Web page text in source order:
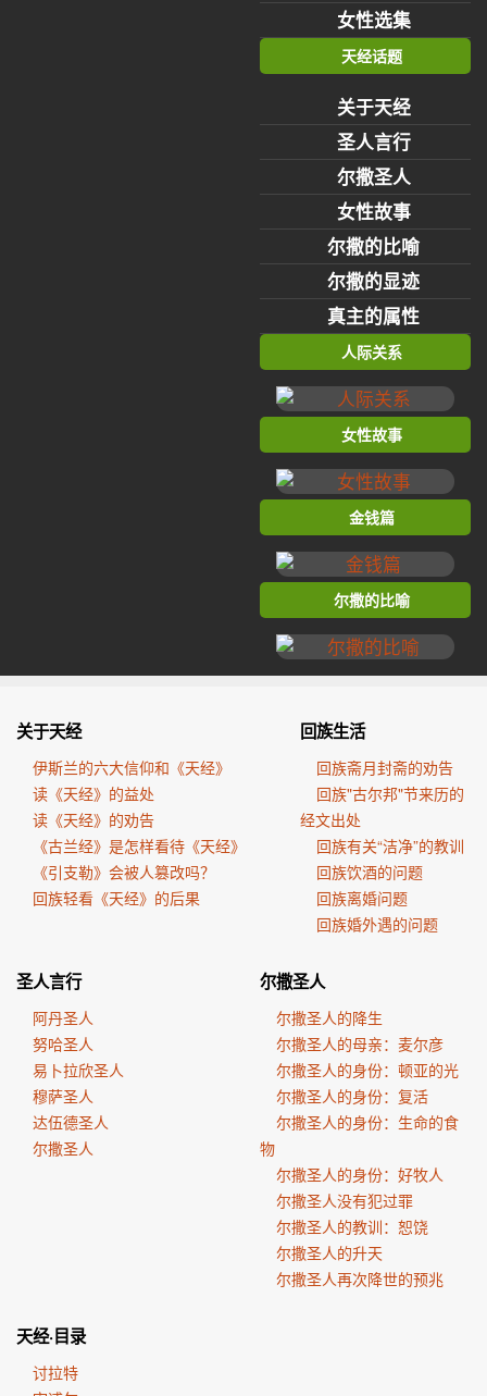
女性选集
天经话题
关于天经
圣人言行
尔撒圣人
女性故事
尔撒的比喻
尔撒的显迹
真主的属性
人际关系
女性故事
金钱篇
尔撒的比喻
关于天经
伊斯兰的六大信仰和《天经》
读《天经》的益处
读《天经》的劝告
《古兰经》是怎样看待《天经》
《引支勒》会被人篡改吗？
回族轻看《天经》的后果
回族生活
回族斋月封斋的劝告
回族"古尔邦"节来历的
经文出处
回族有关“洁净”的教训
回族饮酒的问题
回族离婚问题
回族婚外遇的问题
圣人言行
阿丹圣人
努哈圣人
易卜拉欣圣人
穆萨圣人
达伍德圣人
尔撒圣人
尔撒圣人
尔撒圣人的降生
尔撒圣人的母亲：麦尔彦
尔撒圣人的身份：顿亚的光
尔撒圣人的身份：复活
尔撒圣人的身份：生命的食
物
尔撒圣人的身份：好牧人
尔撒圣人没有犯过罪
尔撒圣人的教训：恕饶
尔撒圣人的升天
尔撒圣人再次降世的预兆
天经·目录
讨拉特